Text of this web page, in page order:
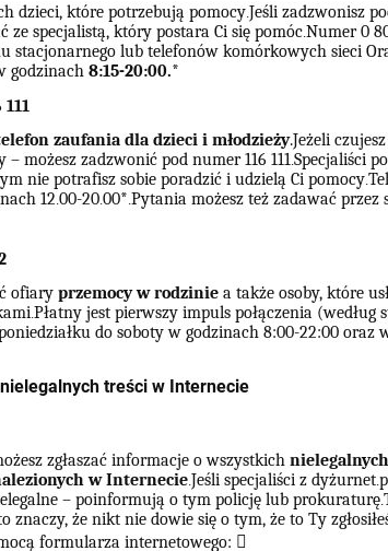
dzieci, które potrzebują pomocy.Jeśli zadzwonisz
ze specjalistą, który postara Ci się pomóc.Numer 0
stacjonarnego lub telefonów komórkowych sieci
godzinach 8:15-20:00.*
zaufania dla dzieci i młodzieży.Jeżeli
możesz zadzwonić pod numer 116 111.Specjaliści
nie potrafisz sobie poradzić i udzielą Ci pomocy.
12.00-20.00*.Pytania możesz też zadawać przez
ofiary przemocy w rodzinie a także osoby, które
Płatny jest pierwszy impuls połączenia (według
do soboty w godzinach 8:00-22:00 oraz
treści w Internecie
zgłaszać informacje o wszystkich nielegalnych
w Internecie.Jeśli specjaliści z dyżurnet.
– poinformują o tym policję lub prokuraturę.
znaczy, że nikt nie dowie się o tym, że to Ty
formularza internetowego: 􀃞